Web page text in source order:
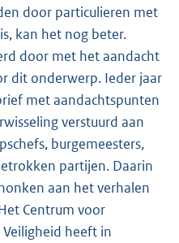
door particulieren met
kan het nog beter.
door met het aandacht
dit onderwerp. Ieder jaar
met aandachtspunten
verstuurd aan
burgemeesters,
partijen. Daarin
aan het verhalen
Centrum voor
heeft in